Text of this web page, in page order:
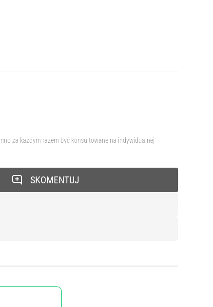
za każdym razem być konsultowane na indywidualnej
SKOMENTUJ